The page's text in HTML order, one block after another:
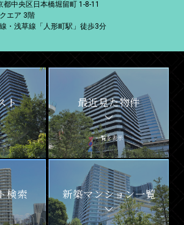
中央区日本橋堀留町 1-8-11
エア 3階
・浅草線「人形町駅」徒歩3分
ト 最近見た物件
一覧を表示
検索 新築マンション一覧